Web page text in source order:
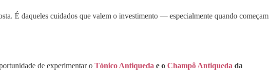
É daqueles cuidados que valem o investimento — especialmente quando começam
de experimentar o Tónico Antiqueda e o Champô Antiqueda da